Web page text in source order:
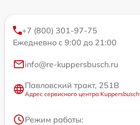
+7 (800) 301-97-75
Ежедневно с 9:00 до 21:00
info@re-kuppersbusch.ru
Павловский тракт, 251В
Адрес сервисного центра Kuppersbusch
Режим работы: